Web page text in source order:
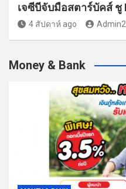
เจซีบีจับมือสตาร์บัคส์ ชู
4 สัปดาห์ ago Admin2
Money & Bank